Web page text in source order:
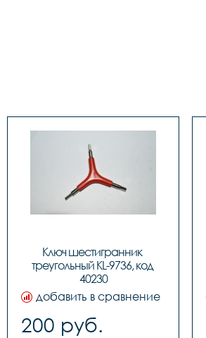
Ключ шестигранник
треугольный KL-9736, код
40230
добавить в сравнение
200 руб.